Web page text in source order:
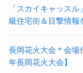
「スカイキャッス
級住宅街＆目撃情報
長岡花火大会＊会場
年長岡花火大会】